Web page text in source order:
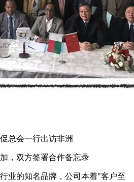
总会一行出访非洲
，双方签署合作备忘录
业的知名品牌，公司本着"客户至